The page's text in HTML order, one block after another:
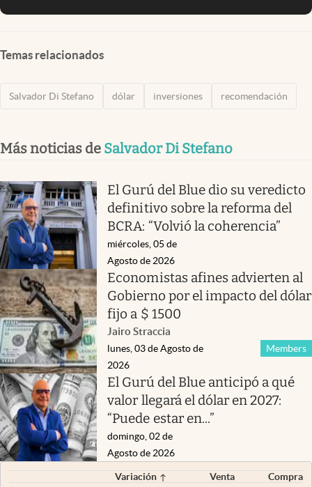
Temas relacionados
Salvador Di Stefano dólar inversiones recomendación
Más noticias de Salvador Di Stefano
El Gurú del Blue dio su veredicto
definitivo sobre la reforma del
BCRA: “Volvió la coherencia”
miércoles, 05 de
Agosto de 2026
Economistas afines advierten al
Gobierno por el impacto del dólar
fijo a $ 1500
Jairo Straccia
Members
lunes, 03 de Agosto de
2026
El Gurú del Blue anticipó a qué
valor llegará el dólar en 2027:
“Puede estar en...”
domingo, 02 de
Agosto de 2026
Variación Venta
Compra